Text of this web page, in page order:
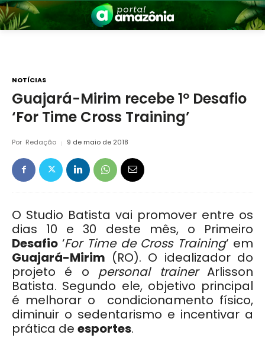
Amazônia
NOTÍCIAS
Guajará-Mirim recebe 1º Desafio
‘For Time Cross Training’
Por Redação 9 de maio de 2018
O Studio Batista vai promover entre os
dias 10 e 30 deste mês, o Primeiro
Desafio ‘For Time de Cross Training‘ em
Guajará-Mirim (RO). O idealizador do
projeto é o personal trainerArlisson
Batista. Segundo ele, objetivo principal
é melhorar o condicionamento físico,
diminuir o sedentarismo e incentivar a
prática de esportes.